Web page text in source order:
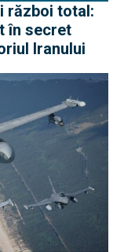
război total:
în secret
Iranului